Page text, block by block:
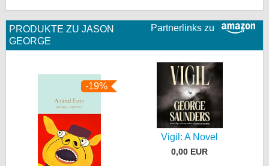
Partnerlinks zu
PRODUKTE ZU JASON
GEORGE
-19%
Vigil: A Novel
0,00 EUR